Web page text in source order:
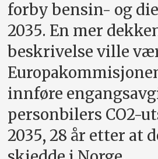
forby bensin- og
2035. En mer
beskrivelse ville
innføre
personbilers CO2-
2035, 28 år etter at